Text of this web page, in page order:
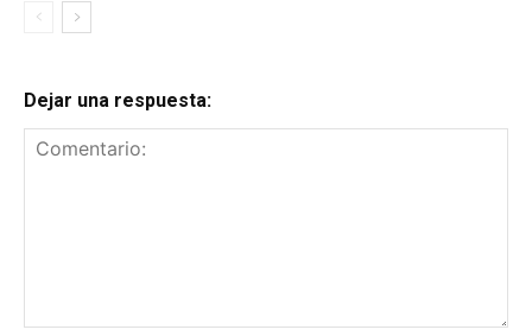
Dejar una respuesta: